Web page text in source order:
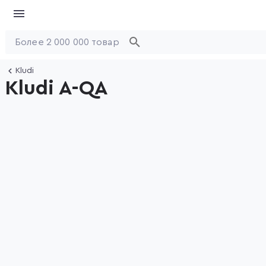
Kludi
Kludi A-QA